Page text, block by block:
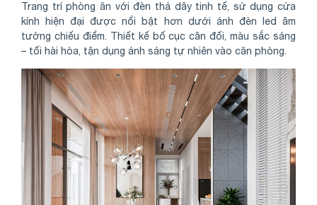
Trang trí phòng ăn với đèn thả dây tinh tế, sử dụng cửa
kính hiện đại được nổi bật hơn dưới ánh đèn led âm
tường chiếu điểm. Thiết kế bố cục cân đối, màu sắc sáng
– tối hài hòa, tận dụng ánh sáng tự nhiên vào căn phòng.